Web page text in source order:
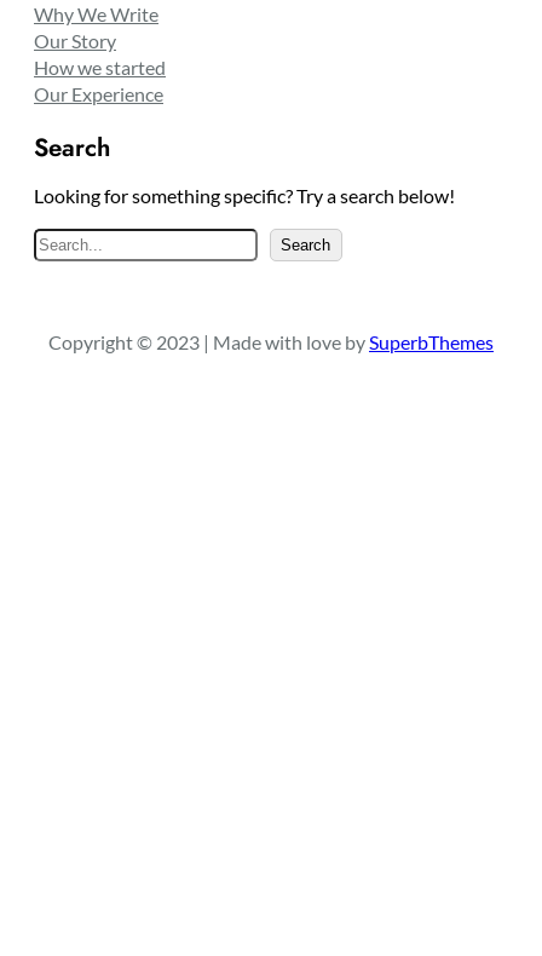
Why We Write
Our Story
How we started
Our Experience
Search
Looking for something specific? Try a search below!
S
e
c
Search
Copyright © 2023 | Made with love bySuperbThemes